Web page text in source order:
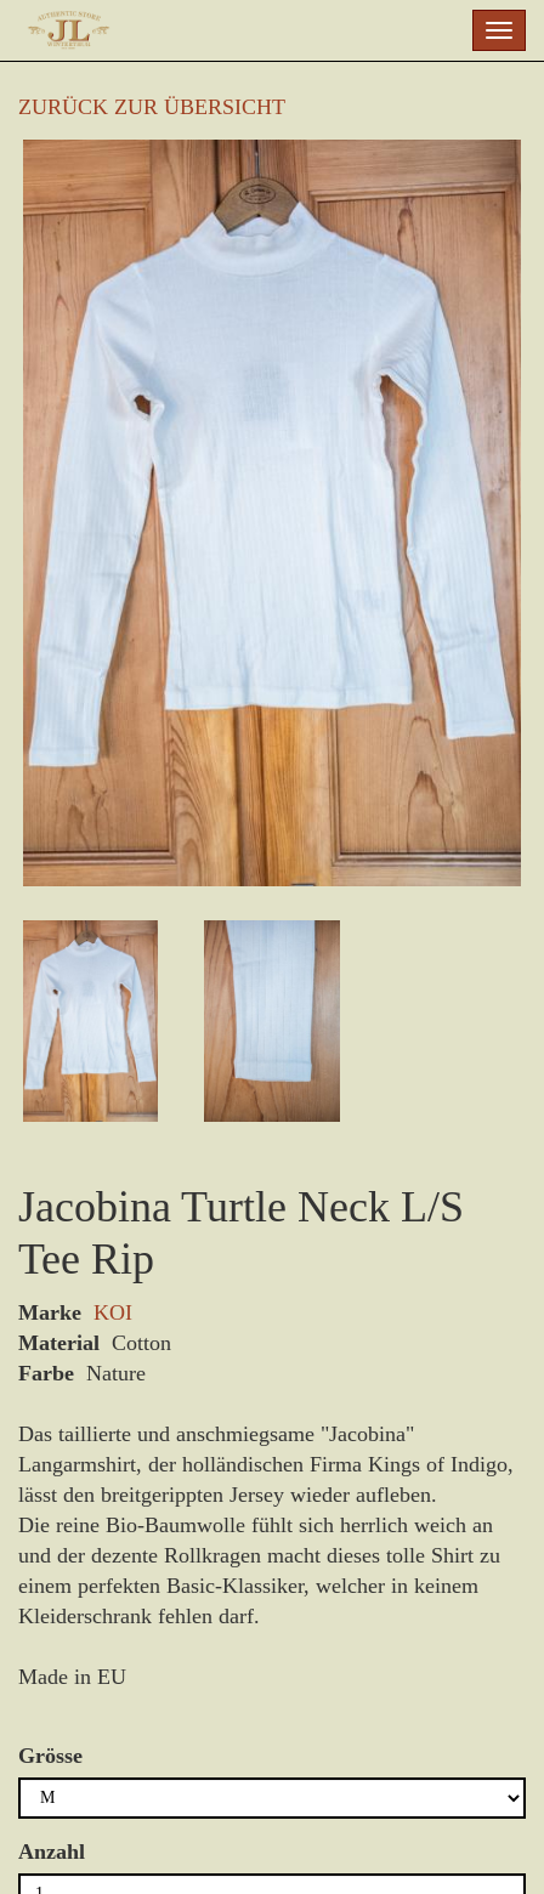
Skip
content
ZURÜCK ZUR ÜBERSICHT
Jacobina Turtle Neck L/S
Tee Rip
Marke KOI
Material Cotton
Farbe Nature
Das taillierte und anschmiegsame "Jacobina"
Langarmshirt, der holländischen Firma Kings of Indigo,
lässt den breitgerippten Jersey wieder aufleben.
Die reine Bio-Baumwolle fühlt sich herrlich weich an
und der dezente Rollkragen macht dieses tolle Shirt zu
einem perfekten Basic-Klassiker, welcher in keinem
Kleiderschrank fehlen darf.
Made in EU
Grösse
Anzahl